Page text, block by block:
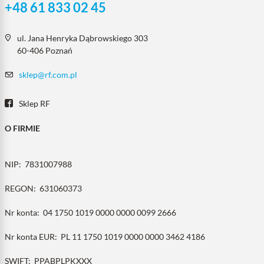
+48 61 833 02 45
ul. Jana Henryka Dąbrowskiego 303
60-406 Poznań
sklep@rf.com.pl
Sklep RF
O FIRMIE
NIP: 7831007988
REGON: 631060373
Nr konta: 04 1750 1019 0000 0000 0099 2666
Nr konta EUR: PL 11 1750 1019 0000 0000 3462 4186
SWIFT: PPABPLPKXXX